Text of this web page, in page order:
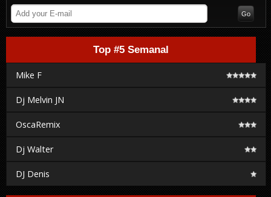
Top #5 Semanal
Mike F
Dj Melvin JN
OscaRemix
Dj Walter
DJ Denis